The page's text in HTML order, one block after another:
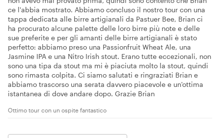
ce l'abbia mostrato. Abbiamo concluso il nostro tour con una
tappa dedicata alle birre artigianali da Pastuer Bee, Brian ci
ha procurato alcune palette delle loro birre più note e delle
sue preferite e per gli amanti delle birre artigianali è stato
perfetto: abbiamo preso una Passionfruit Wheat Ale, una
Jasmine IPA e una Nitro Irish stout. Erano tutte eccezionali, non
sono una tipa da stout ma mi è piaciuta molto la stout, quindi
sono rimasta colpita. Ci siamo salutati e ringraziati Brian e
abbiamo trascorso una serata davvero piacevole e un'ottima
istantanea di dove andare dopo. Grazie Brian
Ottimo tour con un ospite fantastico